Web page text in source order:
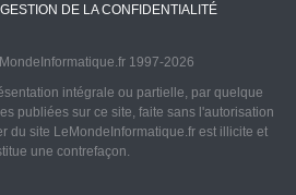
DE LA CONFIDENTIALITÉ
1997-2026
intégrale ou partielle, par quelque
publiées sur ce site, faite sans l'autorisation
du site LeMondeInformatique.fr est illicite et
une contrefaçon.